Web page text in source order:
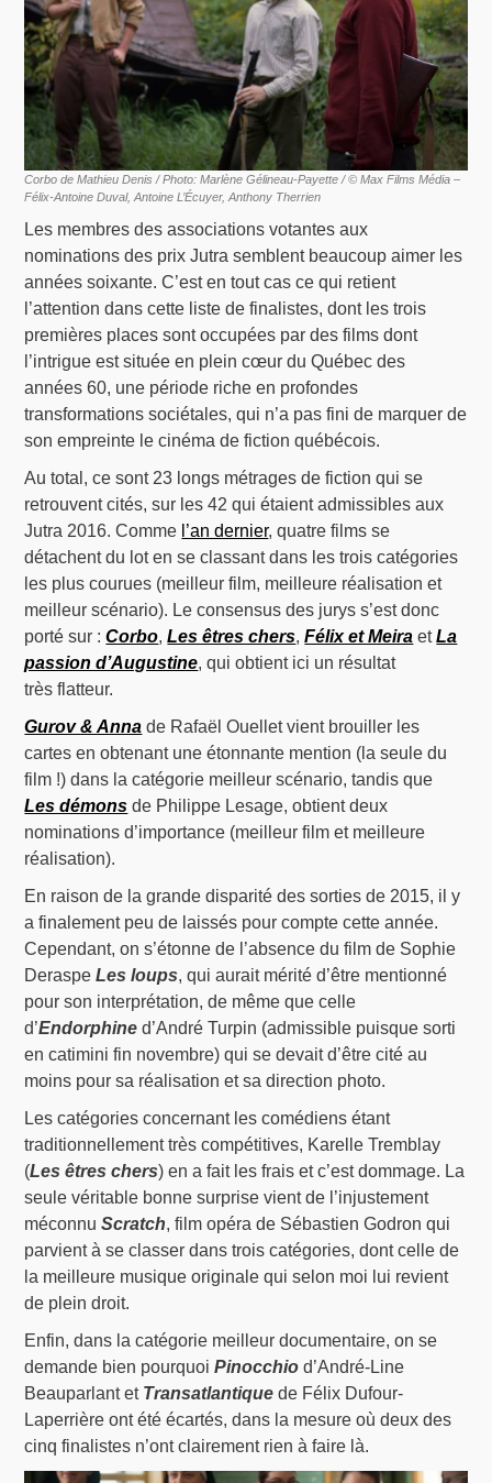
Corbo de Mathieu Denis / Photo: Marlène Gélineau-Payette / © Max Films Média –
Félix-Antoine Duval, Antoine L’Écuyer, Anthony Therrien
Les membres des associations votantes aux
nominations des prix Jutra semblent beaucoup aimer les
années soixante. C’est en tout cas ce qui retient
l’attention dans cette liste de finalistes, dont les trois
premières places sont occupées par des films dont
l’intrigue est située en plein cœur du Québec des
années 60, une période riche en profondes
transformations sociétales, qui n’a pas fini de marquer de
son empreinte le cinéma de fiction québécois.
Au total, ce sont 23 longs métrages de fiction qui se
retrouvent cités, sur les 42 qui étaient admissibles aux
Jutra 2016. Comme l’an dernier, quatre films se
détachent du lot en se classant dans les trois catégories
les plus courues (meilleur film, meilleure réalisation et
meilleur scénario). Le consensus des jurys s’est donc
porté sur :Corbo,Les êtres chers,Félix et Meira etLa
passion d’Augustine, qui obtient ici un résultat
très flatteur.
Gurov & Anna de Rafaël Ouellet vient brouiller les
cartes en obtenant une étonnante mention (la seule du
film !) dans la catégorie meilleur scénario, tandis que
Les démons de Philippe Lesage, obtient deux
nominations d’importance (meilleur film et meilleure
réalisation).
En raison de la grande disparité des sorties de 2015, il y
a finalement peu de laissés pour compte cette année.
Cependant, on s’étonne de l’absence du film de Sophie
DeraspeLes loups, qui aurait mérité d’être mentionné
pour son interprétation, de même que celle
d’Endorphine d’André Turpin (admissible puisque sorti
en catimini fin novembre) qui se devait d’être cité au
moins pour sa réalisation et sa direction photo.
Les catégories concernant les comédiens étant
traditionnellement très compétitives, Karelle Tremblay
(Les êtres chers) en a fait les frais et c’est dommage. La
seule véritable bonne surprise vient de l’injustement
méconnuScratch, film opéra de Sébastien Godron qui
parvient à se classer dans trois catégories, dont celle de
la meilleure musique originale qui selon moi lui revient
de plein droit.
Enfin, dans la catégorie meilleur documentaire, on se
demande bien pourquoiPinocchio d’André-Line
Beauparlant et Transatlantique de Félix Dufour-
Laperrière ont été écartés, dans la mesure où deux des
cinq finalistes n’ont clairement rien à faire là.